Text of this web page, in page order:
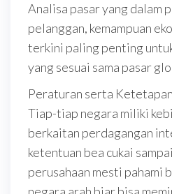
Analisa pasar yang dalam
pelanggan, kemampuan
terkini paling penting
yang sesuai sama pasar
Peraturan serta
Tiap-tiap negara miliki
berkaitan perdagangan
ketentuan bea cukai
perusahaan mesti pahami